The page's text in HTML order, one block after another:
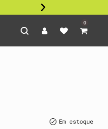
0
Em estoque